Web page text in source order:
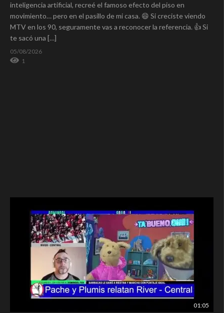
inteligencia artificial, recreé el famoso efecto del piso en
movimiento… pero en el pasillo de mi casa. 😄 Si creciste viendo
MTV en los 90, seguramente vas a reconocer la referencia. 👍 Si
te sacó una […]
05/08/2026
1
01:05